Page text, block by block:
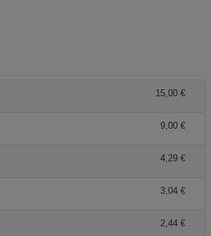
15,00 €
9,00 €
4,29 €
3,04 €
2,44 €